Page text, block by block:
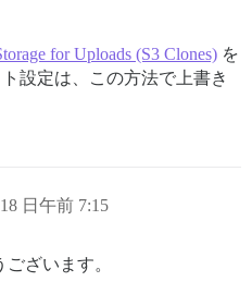
for Uploads (S3 Clones) を
設定は、この方法で上書き
日午前 7:15
ざいます。